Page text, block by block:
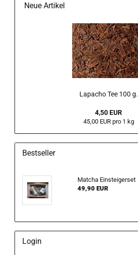
Neue Artikel
Lapacho Tee 100 g.
4,50 EUR
45,00 EUR pro 1 kg
Bestseller
Matcha Einsteigerset
49,90 EUR
Login